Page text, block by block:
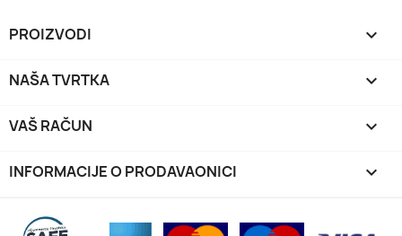
PROIZVODI 
NAŠA TVRTKA 
VAŠ RAČUN 
INFORMACIJE O PRODAVAONICI keyboard_arrow_down